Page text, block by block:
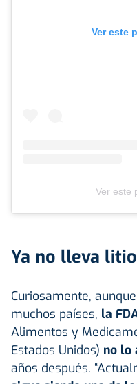
Ver este
Ver este
Ya no lleva litio
Curiosamente,
muchos países, la
Alimentos y
Estados Unidos) no lo
años después.